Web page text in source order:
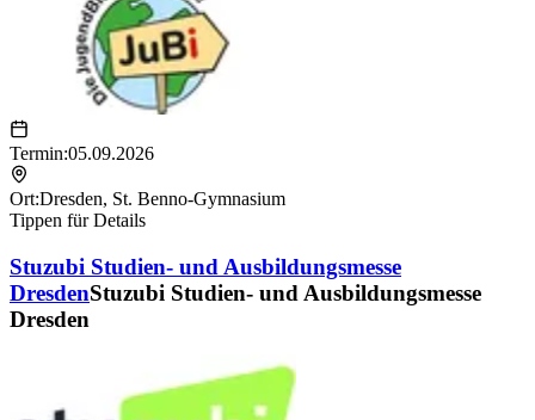
Termin:05.09.2026
Ort:Dresden, St. Benno-Gymnasium
Tippen für Details
Stuzubi Studien- und Ausbildungsmesse
DresdenStuzubi Studien- und Ausbildungsmesse
Dresden